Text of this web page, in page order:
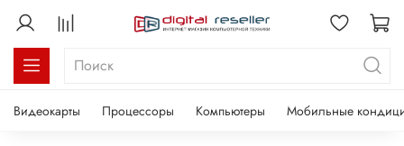
Видеокарты Процессоры Компьютеры Мобильные